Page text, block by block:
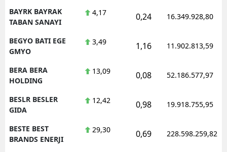
BAYRK BAYRAK
TABAN SANAYI
4,17 0,24 16.349.928,80
BEGYO BATI EGE
GMYO
3,49 1,16 11.902.813,59
BERA BERA
HOLDING
13,09 0,08 52.186.577,97
BESLR BESLER
GIDA
12,42 0,98 19.918.755,95
BESTE BEST
BRANDS ENERJI
29,30 0,69 228.598.259,82